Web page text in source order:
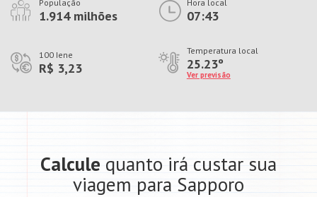
População
1.914 milhões
Hora local
07:43
100 Iene
R$ 3,23
Temperatura local
25.23º
Ver previsão
Calcule quanto irá custar sua
viagem para Sapporo